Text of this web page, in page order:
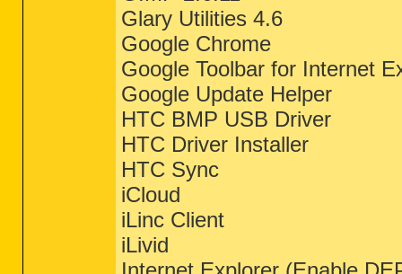
Glary Utilities 4.6
Google Chrome
Google Toolbar for Internet
Google Update Helper
HTC BMP USB Driver
HTC Driver Installer
HTC Sync
iCloud
iLinc Client
iLivid